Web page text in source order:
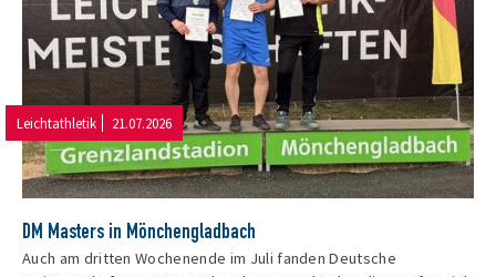
Leichtathletik 21.07.2026
DM Masters in Mönchengladbach
Auch am dritten Wochenende im Juli fanden Deutsche